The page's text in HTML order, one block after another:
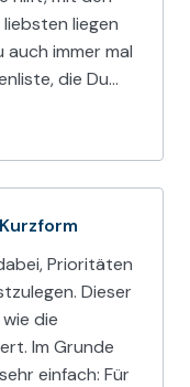
liegen
immer mal
die Du…
Prioritäten
Dieser
die
Im Grunde
einfach: Für